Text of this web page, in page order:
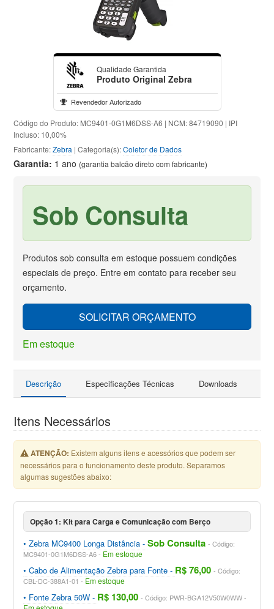
Qualidade Garantida
Produto Original Zebra
Revendedor Autorizado
Código do Produto: MC9401-0G1M6DSS-A6 | NCM: 84719090 | IPI
Incluso: 10,00%
Fabricante:Zebra | Categoria(s):Coletor de Dados
Garantia: 1 ano (garantia balcão direto com fabricante)
Sob Consulta
Produtos sob consulta em estoque possuem condições
especiais de preço. Entre em contato para receber seu
orçamento.
SOLICITAR ORÇAMENTO
Em estoque
Descrição Especificações Técnicas Downloads
Itens Necessários
ATENÇÃO: Existem alguns itens e acessórios que podem ser
necessários para o funcionamento deste produto. Separamos
algumas sugestões abaixo:
Opção 1: Kit para Carga e Comunicação com Berço
Zebra MC9400 Longa Distância Sob Consulta
Código:
MC9401-0G1M6DSS-A6
Em estoque
Cabo de Alimentação Zebra para Fonte R$ 76,00
Código:
CBL-DC-388A1-01
Em estoque
Fonte Zebra 50W R$ 130,00 Código: PWR-BGA12V50W0WW